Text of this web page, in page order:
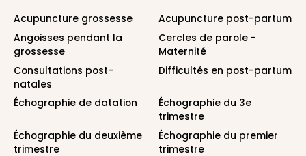
Acupuncture grossesse
Acupuncture post-partum
Angoisses pendant la
grossesse
Cercles de parole -
Maternité
Consultations post-
natales
Difficultés en post-partum
Échographie de datation
Échographie du 3e
trimestre
Échographie du deuxième
trimestre
Échographie du premier
trimestre